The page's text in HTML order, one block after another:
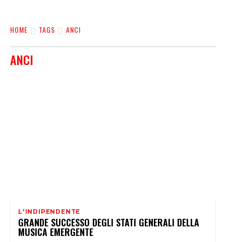
HOME TAGS ANCI
ANCI
L'INDIPENDENTE
GRANDE SUCCESSO DEGLI STATI GENERALI DELLA
MUSICA EMERGENTE